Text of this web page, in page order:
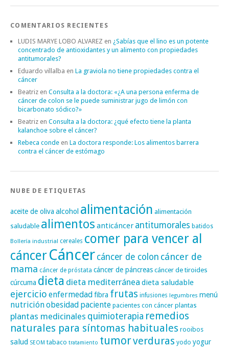
COMENTARIOS RECIENTES
LUDIS MARYE LOBO ALVAREZ en ¿Sabías que el lino es un potente
concentrado de antioxidantes y un alimento con propiedades
antitumorales?
Eduardo villalba en La graviola no tiene propiedades contra el
cáncer
Beatriz en Consulta a la doctora: «¿A una persona enferma de
cáncer de colon se le puede suministrar jugo de limón con
bicarbonato sódico?»
Beatriz en Consulta a la doctora: ¿qué efecto tiene la planta
kalanchoe sobre el cáncer?
Rebeca conde en La doctora responde: Los alimentos barrera
contra el cáncer de estómago
NUBE DE ETIQUETAS
aceite de oliva alcohol alimentación alimentación
saludable alimentos anticáncer antitumorales batidos
Bollería industrial cereales comer para vencer al
cáncerCáncer cáncer de colon cáncer de
mama cáncer de próstata cáncer de páncreascáncer de tiroides
cúrcuma dieta dieta mediterránea dieta saludable
ejercicio enfermedadfibra frutas infusiones legumbres menú
nutriciónobesidad paciente pacientes con cáncer plantas
plantas medicinales quimioterapia remedios
naturales para síntomas habituales rooibos
salud SEOM tabaco tratamiento tumorverduras yodo yogur